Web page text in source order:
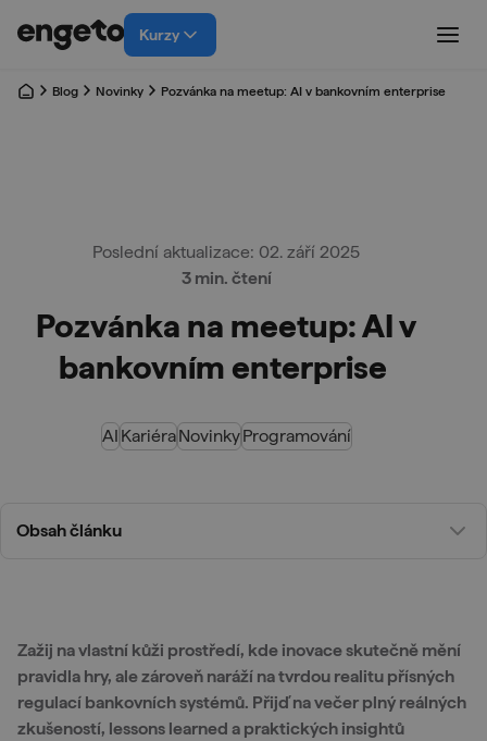
Kurzy
Blog Novinky Pozvánka na meetup: AI v bankovním enterprise
Poslední aktualizace: 02. září 2025
3 min. čtení
Pozvánka na meetup: AI v
bankovním enterprise
AI KariéraNovinkyProgramování
Obsah článku
Zažij na vlastní kůži prostředí, kde inovace skutečně mění
pravidla hry, ale zároveň naráží na tvrdou realitu přísných
regulací bankovních systémů. Přijď na večer plný reálných
zkušeností, lessons learned a praktických insightů